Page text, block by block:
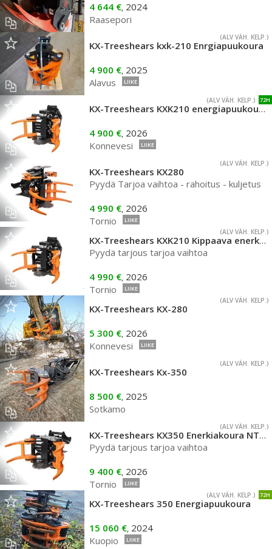
4 644 €, 2024
Raasepori
(ALV VÄH. KELP.)
KX-Treeshears kxk-210 Enrgiapuukoura
4 900 €, 2025
Alavus
LIIKE
72H
(ALV VÄH. KELP.)
KX-Treeshears KXK210 energiapuukoura kuormaajaan
4 900 €, 2026
Konnevesi
LIIKE
(ALV VÄH. KELP.)
KX-Treeshears KX280
Pyydä Tarjoa vaihtoa - rahoitus - kuljetus
4 990 €, 2026
Tornio
LIIKE
(ALV VÄH. KELP.)
KX-Treeshears KXK210 Kippaava enerkiapuukoura
Pyydä tarjous tarjoa vaihtoa
4 990 €, 2026
Tornio
LIIKE
(ALV VÄH. KELP.)
KX-Treeshears KX-280
5 300 €, 2026
Konnevesi
LIIKE
(ALV VÄH. KELP.)
KX-Treeshears Kx-350
8 500 €, 2025
Sotkamo
(ALV VÄH. KELP.)
KX-Treeshears KX350 Enerkiakoura NTP10 kiinn. 13-25tn kaivinkoneille
Pyydä tarjous tarjoa vaihtoa
9 400 €, 2026
Tornio
LIIKE
72H
(ALV VÄH. KELP.)
KX-Treeshears 350 Energiapuukoura
15 060 €, 2024
Kuopio
LIIKE